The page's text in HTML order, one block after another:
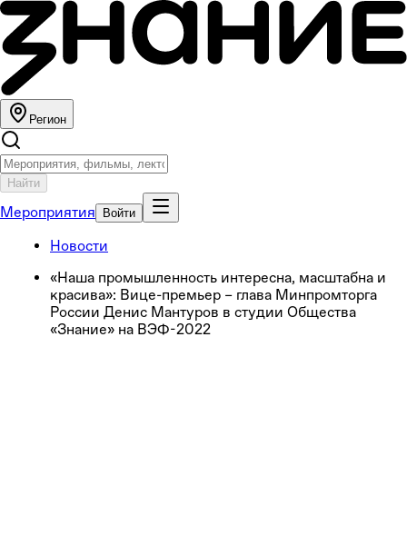
Регион
Найти
Мероприятия Войти
Новости
«Наша промышленность интересна, масштабна и
красива»: Вице-премьер – глава Минпромторга
России Денис Мантуров в студии Общества
«Знание» на ВЭФ-2022